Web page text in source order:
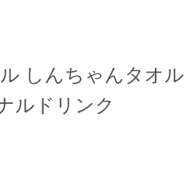
しんちゃんタオ
ルドリンク